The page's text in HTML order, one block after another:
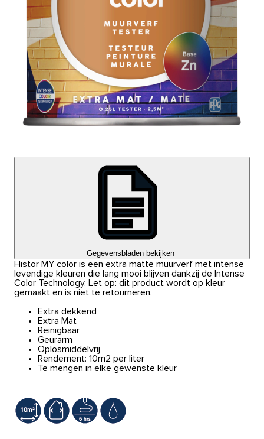
Gegevensbladen bekijken
Histor MY color is een extra matte muurverf met intense
levendige kleuren die lang mooi blijven dankzij de Intense
Color Technology. Let op: dit product wordt op kleur
gemaakt en is niet te retourneren.
Extra dekkend
Extra Mat
Reinigbaar
Geurarm
Oplosmiddelvrij
Rendement: 10m2 per liter
Te mengen in elke gewenste kleur